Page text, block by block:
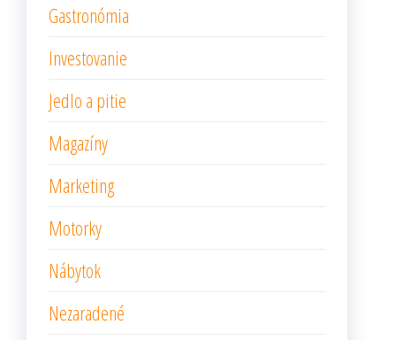
Gastronómia
Investovanie
Jedlo a pitie
Magazíny
Marketing
Motorky
Nábytok
Nezaradené